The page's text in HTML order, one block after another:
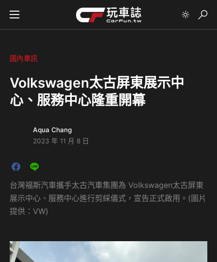
國內車訊
Volkswagen太古屏東展示中
心、服務中心隆重開幕
Aqua Chang
2023 年 11 月 8 日
台灣福斯汽車攜手太古汽車集團為 Volkswagen太古屏東
展示中心、服務中心進行剪綵儀式，宣告正式啟用。(圖片
提供：VW)